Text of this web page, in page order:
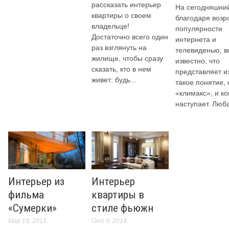
рассказать интерьер
квартиры о своем
владельце!
Достаточно всего один
раз взглянуть на
жилище, чтобы сразу
сказать, кто в нем
живет: будь...
На
благодаря
популярности
интернета и
телевиденью,
известно, что
представляет
такое понятие,
«климакс», и
наступает.
Интерьер из
фильма
«Сумерки»
Мар 19, 2015
Интерьер
квартиры в
стиле фьюжн
Окт 9, 2014